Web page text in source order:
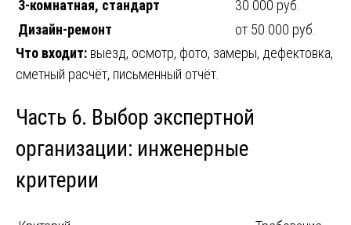
3-комнатная, стандарт
30 000 руб.
Дизайн-ремонт
от 50 000 руб.
Что входит: выезд, осмотр, фото, замеры, дефектовка,
сметный расчёт, письменный отчёт.
Часть 6. Выбор экспертной
организации: инженерные
критерии